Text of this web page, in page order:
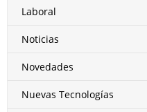
Laboral
Noticias
Novedades
Nuevas Tecnologías